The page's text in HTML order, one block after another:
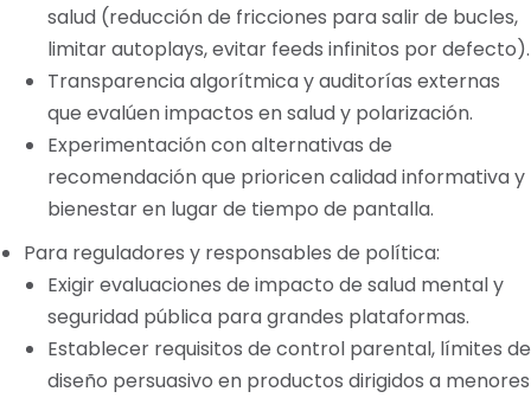
salud (reducción de fricciones para salir de bucles,
limitar autoplays, evitar feeds infinitos por defecto).
Transparencia algorítmica y auditorías externas
que evalúen impactos en salud y polarización.
Experimentación con alternativas de
recomendación que prioricen calidad informativa y
bienestar en lugar de tiempo de pantalla.
Para reguladores y responsables de política:
Exigir evaluaciones de impacto de salud mental y
seguridad pública para grandes plataformas.
Establecer requisitos de control parental, límites de
diseño persuasivo en productos dirigidos a menores